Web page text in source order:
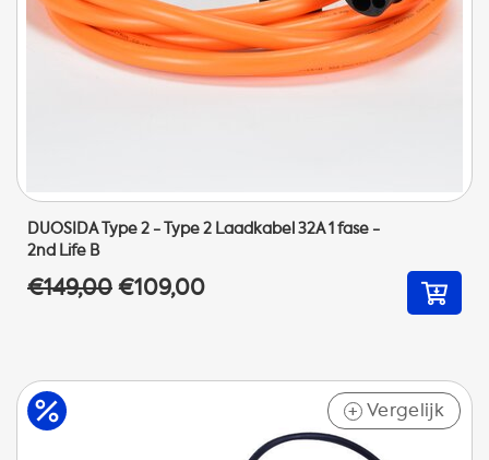
DUOSIDA Type 2 - Type 2 Laadkabel 32A 1 fase -
2nd Life B
€149,00€109,00
+ Vergelijk